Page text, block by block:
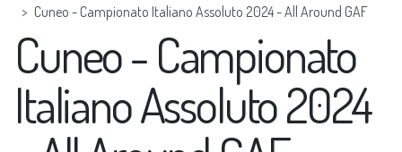
Cuneo - Campionato Italiano Assoluto 2024 - All Around GAF
Cuneo - Campionato
Italiano Assoluto 2024